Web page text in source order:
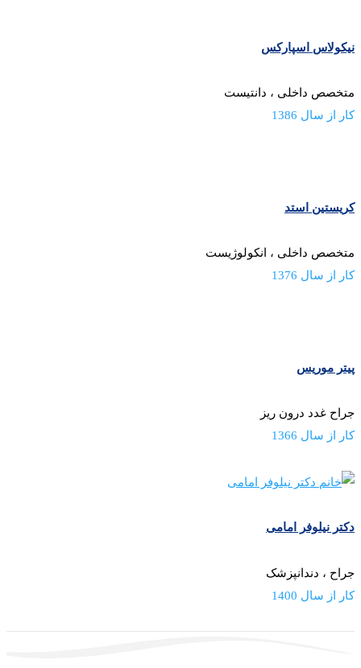
نیکولاس اسپارکس
متخصص داخلی ، دانتیست
کار از سال 1386
کریستین استد
متخصص داخلی ، انکولوژیست
کار از سال 1376
پیتر موریس
جراح غدد درون ریز
کار از سال 1366
دکتر نیلوفر امامی
جراح ، دندانپزشک
کار از سال 1400